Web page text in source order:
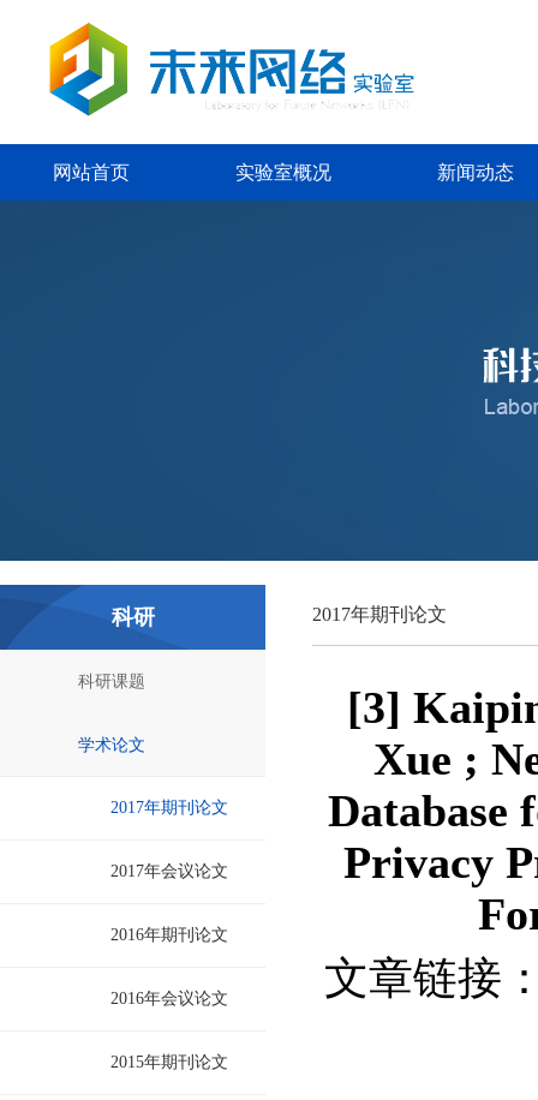
网站首页 实验室概况 新闻动态
科研
科研课题
学术论文
2017年期刊论文
2017年会议论文
2016年期刊论文
2016年会议论文
2015年期刊论文
2017年期刊论文
[3]
Xue ;
Database
Privacy
文章链接